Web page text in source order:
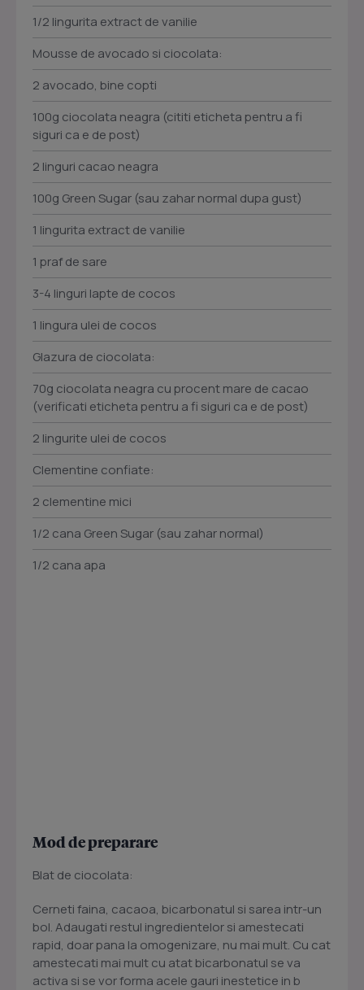
1/2 lingurita extract de vanilie
Mousse de avocado si ciocolata:
2 avocado, bine copti
100g ciocolata neagra (cititi eticheta pentru a fi
siguri ca e de post)
2 linguri cacao neagra
100g Green Sugar (sau zahar normal dupa gust)
1 lingurita extract de vanilie
1 praf de sare
3-4 linguri lapte de cocos
1 lingura ulei de cocos
Glazura de ciocolata:
70g ciocolata neagra cu procent mare de cacao
(verificati eticheta pentru a fi siguri ca e de post)
2 lingurite ulei de cocos
Clementine confiate:
2 clementine mici
1/2 cana Green Sugar (sau zahar normal)
1/2 cana apa
Mod de preparare
Blat de ciocolata:
Cerneti faina, cacaoa, bicarbonatul si sarea intr-un
bol. Adaugati restul ingredientelor si amestecati
rapid, doar pana la omogenizare, nu mai mult. Cu cat
amestecati mai mult cu atat bicarbonatul se va
activa si se vor forma acele gauri inestetice in b